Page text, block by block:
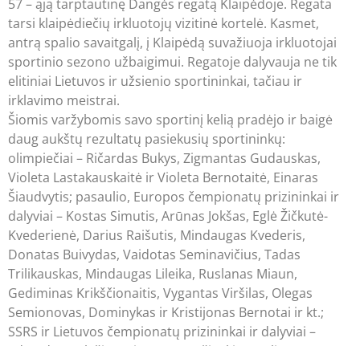
57 – ąją tarptautinę Dangės regatą Klaipėdoje. Regata
tarsi klaipėdiečių irkluotojų vizitinė kortelė. Kasmet,
antrą spalio savaitgalį, į Klaipėdą suvažiuoja irkluotojai
sportinio sezono užbaigimui. Regatoje dalyvauja ne tik
elitiniai Lietuvos ir užsienio sportininkai, tačiau ir
irklavimo meistrai.
Šiomis varžybomis savo sportinį kelią pradėjo ir baigė
daug aukštų rezultatų pasiekusių sportininkų:
olimpiečiai – Ričardas Bukys, Zigmantas Gudauskas,
Violeta Lastakauskaitė ir Violeta Bernotaitė, Einaras
Šiaudvytis; pasaulio, Europos čempionatų prizininkai ir
dalyviai – Kostas Simutis, Arūnas Jokšas, Eglė Žičkutė-
Kvederienė, Darius Raišutis, Mindaugas Kvederis,
Donatas Buivydas, Vaidotas Seminavičius, Tadas
Trilikauskas, Mindaugas Lileika, Ruslanas Miaun,
Gediminas Krikščionaitis, Vygantas Viršilas, Olegas
Semionovas, Dominykas ir Kristijonas Bernotai ir kt.;
SSRS ir Lietuvos čempionatų prizininkai ir dalyviai –